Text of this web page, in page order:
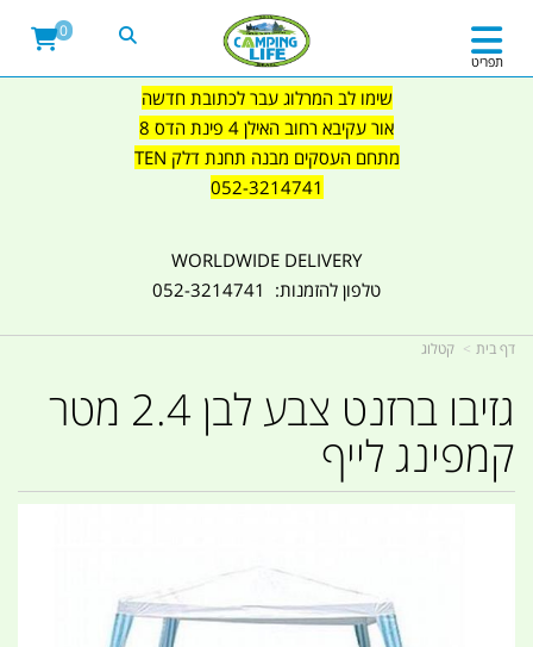
שימו לב המרלוג עבר לכתובת חדשה
אור עקיבא רחוב האילן 4 פינת הדס 8
מתחם העסקים מבנה תחנת דלק TEN
052-3214741
WORLDWIDE DELIVERY
טלפון להזמנות: 052-3214741
תפריט
0
דף בית קטלוג
גזיבו ברזנט צבע לבן 2.4 מטר
קמפינג לייף